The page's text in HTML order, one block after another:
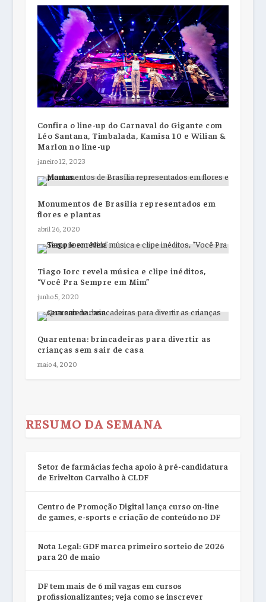
Confira o line-up do Carnaval do Gigante com
Léo Santana, Timbalada, Kamisa 10 e Wilian &
Marlon no line-up
janeiro 12, 2023
Monumentos de Brasília representados em
flores e plantas
abril 26, 2020
Tiago Iorc revela música e clipe inéditos,
“Você Pra Sempre em Mim”
junho 5, 2020
Quarentena: brincadeiras para divertir as
crianças sem sair de casa
maio 4, 2020
RESUMO DA SEMANA
Setor de farmácias fecha apoio à pré-candidatura
de Erivelton Carvalho à CLDF
Centro de Promoção Digital lança curso on-line
de games, e-sports e criação de conteúdo no DF
Nota Legal: GDF marca primeiro sorteio de 2026
para 20 de maio
DF tem mais de 6 mil vagas em cursos
profissionalizantes; veja como se inscrever